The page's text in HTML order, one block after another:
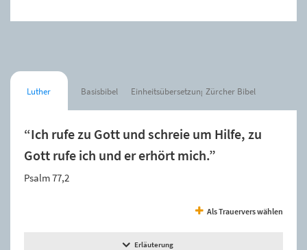
Luther Basisbibel Einheitsübersetzung Zürcher Bibel
“Ich rufe zu Gott und schreie um Hilfe, zu
Gott rufe ich und er erhört mich.”
Psalm 77,2
Als Trauervers wählen
Erläuterung